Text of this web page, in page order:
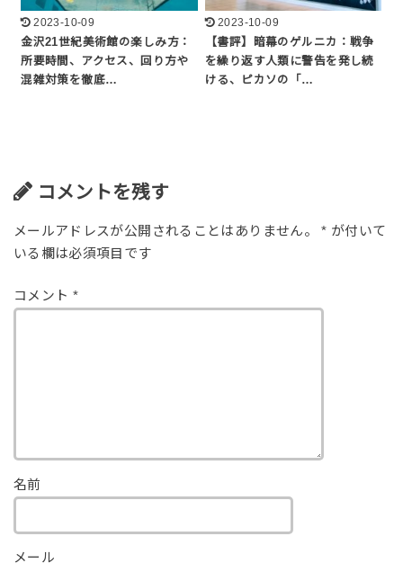
2023-10-09
金沢21世紀美術館の楽しみ方：
所要時間、アクセス、回り方や
混雑対策を徹底…
2023-10-09
【書評】暗幕のゲルニカ：戦争
を繰り返す人類に警告を発し続
ける、ピカソの「…
コメントを残す
メールアドレスが公開されることはありません。 * が付いて
いる欄は必須項目です
コメント *
名前
メール